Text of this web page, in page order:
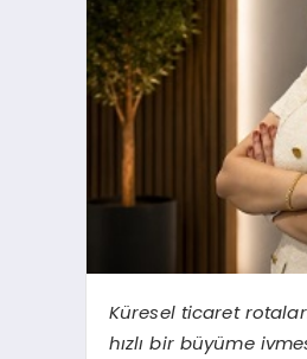
Küresel ticaret
hızlı bir büyüme